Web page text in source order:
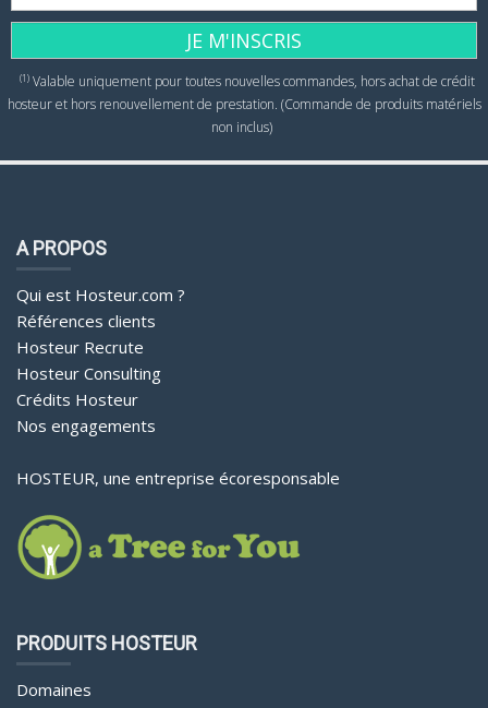
JE M'INSCRIS
(1)Valable uniquement pour toutes nouvelles commandes, hors achat de crédit
hosteur et hors renouvellement de prestation. (Commande de produits matériels
non inclus)
A PROPOS
Qui est Hosteur.com ?
Références clients
Hosteur Recrute
Hosteur Consulting
Crédits Hosteur
Nos engagements
HOSTEUR, une entreprise écoresponsable
PRODUITS HOSTEUR
Domaines